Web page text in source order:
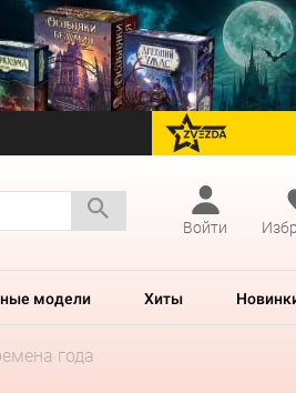
перейти на Zvezda
Войти
модели Хиты
года